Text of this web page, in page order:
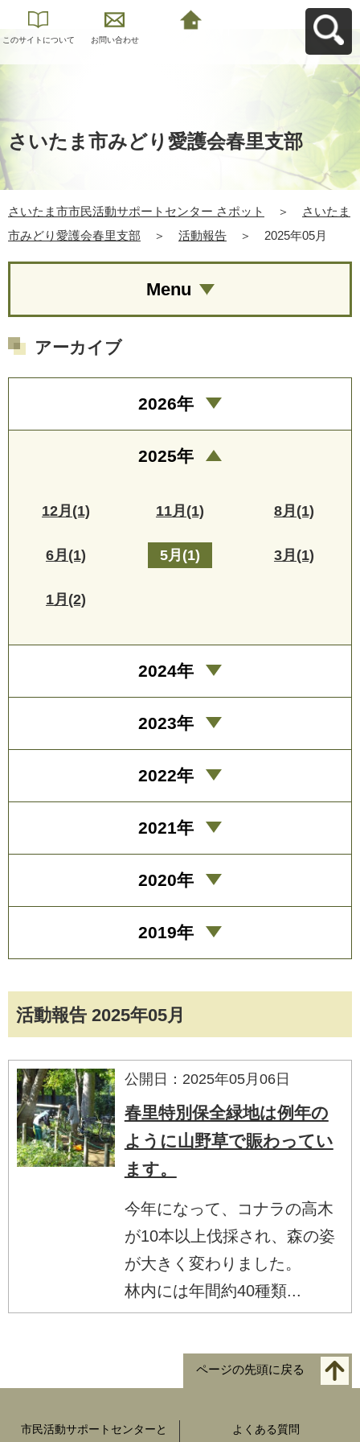
このサイトについて お問い合わせ
さいたま市みどり愛護会春里支部
さいたま市市民活動サポートセンター さポット ＞
さいたま
市みどり愛護会春里支部
＞ 活動報告 ＞ 2025年05月
活動報告 2025年05月
公開日：2025年05月06日
春里特別保全緑地は例年の
ように山野草で賑わってい
ます。
今年になって、コナラの高木
が10本以上伐採され、森の姿
が大きく変わりました。
林内には年間約40種類...
Menu
アーカイブ
2026年
2025年
12月(1) 11月(1) 8月(1)
6月(1) 5月(1) 3月(1)
1月(2)
2024年
2023年
2022年
2021年
2020年
2019年
ページの先頭に戻る
市民活動サポートセンターと
よくある質問